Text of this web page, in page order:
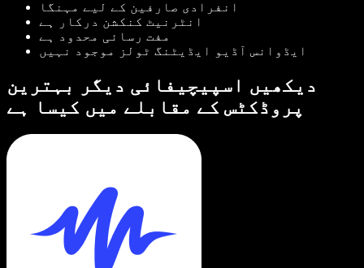
انفرادی صارفین کے لیے مہنگا
انٹرنیٹ کنکشن درکار ہے
مفت رسائی محدود ہے
ایڈوانس آڈیو ایڈیٹنگ ٹولز موجود نہیں
دیکھیں اسپیچیفائی دیگر بہترین
پروڈکٹس کے مقابلے میں کیسا ہے